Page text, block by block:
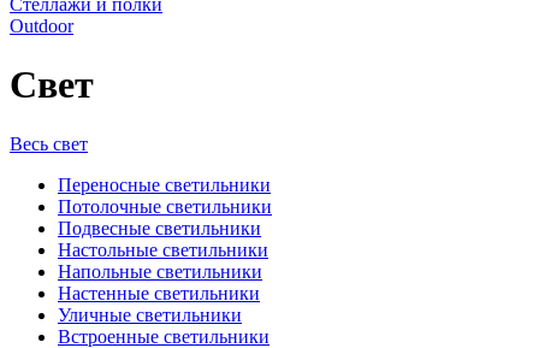
Outdoor
Свет
Весь свет
Переносные светильники
Потолочные светильники
Подвесные светильники
Настольные светильники
Напольные светильники
Настенные светильники
Уличные светильники
Встроенные светильники